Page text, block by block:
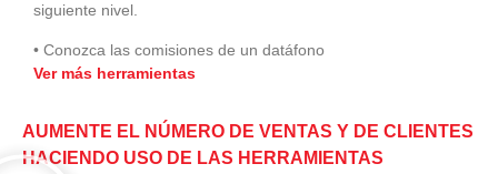
siguiente nivel.
• Conozca las comisiones de un datáfono
Ver más herramientas
AUMENTE EL NÚMERO DE VENTAS Y DE CLIENTES
HACIENDO USO DE LAS HERRAMIENTAS